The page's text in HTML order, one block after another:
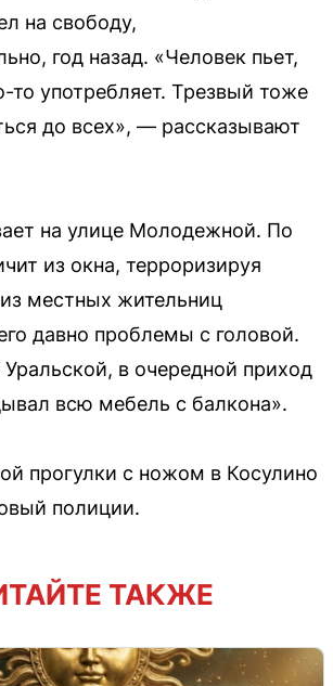
на свободу,
год назад. «Человек пьет,
то употребляет. Трезвый тоже
до всех», — рассказывают
на улице Молодежной. По
из окна, терроризируя
местных жительниц
давно проблемы с головой.
в очередной приход
всю мебель с балкона».
прогулки с ножом в Косулино
полиции.
ТАКЖЕ